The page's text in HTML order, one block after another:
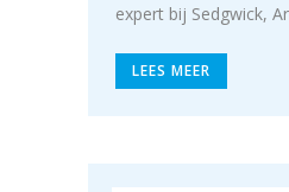
expert bij Sedgwick,
LEES MEER